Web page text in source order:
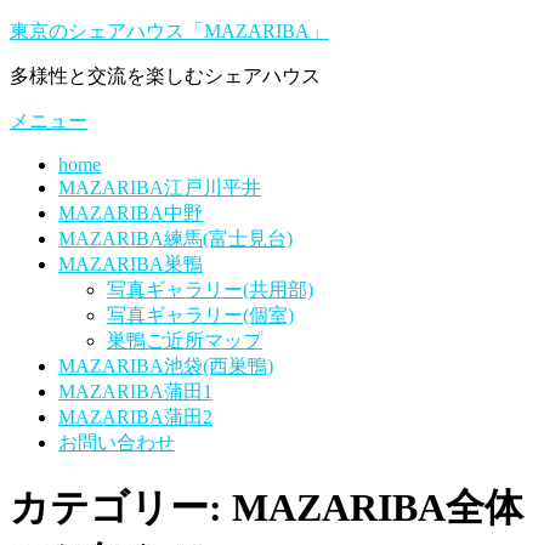
コ
テ
ツ
東京のシェアハウス「MAZARIBA」
多様性と交流を楽しむシェアハウス
メニュー
home
MAZARIBA江戸川平井
MAZARIBA中野
MAZARIBA練馬(富士見台)
MAZARIBA巣鴨
写真ギャラリー(共用部)
写真ギャラリー(個室)
巣鴨ご近所マップ
MAZARIBA池袋(西巣鴨)
MAZARIBA蒲田1
MAZARIBA蒲田2
お問い合わせ
カテゴリー: MAZARIBA全体